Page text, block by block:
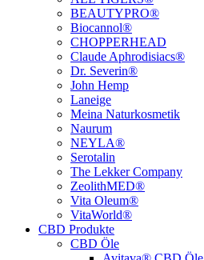
BEAUTYPRO®
Biocannol®
CHOPPERHEAD
Claude Aphrodisiacs®
Dr. Severin®
John Hemp
Laneige
Meina Naturkosmetik
Naurum
NEYLA®
Serotalin
The Lekker Company
ZeolithMED®
Vita Oleum®
VitaWorld®
CBD Produkte
CBD Öle